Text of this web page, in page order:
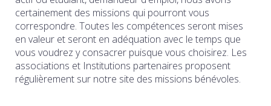
certainement des missions qui pourront vous
correspondre. Toutes les compétences seront mises
en valeur et seront en adéquation avec le temps que
vous voudrez y consacrer puisque vous choisirez. Les
associations et Institutions partenaires proposent
régulièrement sur notre site des missions bénévoles.